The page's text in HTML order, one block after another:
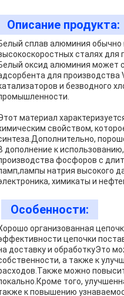
Описание продукта:
сплав алюминия обычно
сталях
оксид алюминия может
для производства
и безводного
материал
свойством,
дополнение к
фосфоров с
натрия высокого
химикаты и
Особенности:
организованная
цепочки
доставку и обработкуЭто
а также к
можно
того,
к повышению